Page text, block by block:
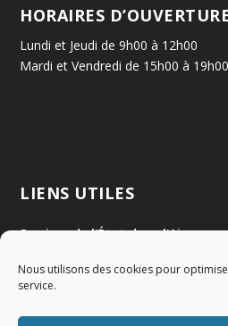
Nous utilisons des cookies pour
service.
HORAIRES
Lundi et Jeudi de 9h00 à 12h00
Mardi et Vendredi de 15h00 à 19h00
LIENS UTILES
Services de l'État dans l'Ain
Communauté de Communes Val
SMIDOM